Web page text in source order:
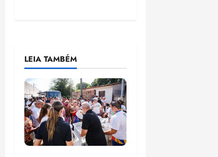
LEIA TAMBÉM